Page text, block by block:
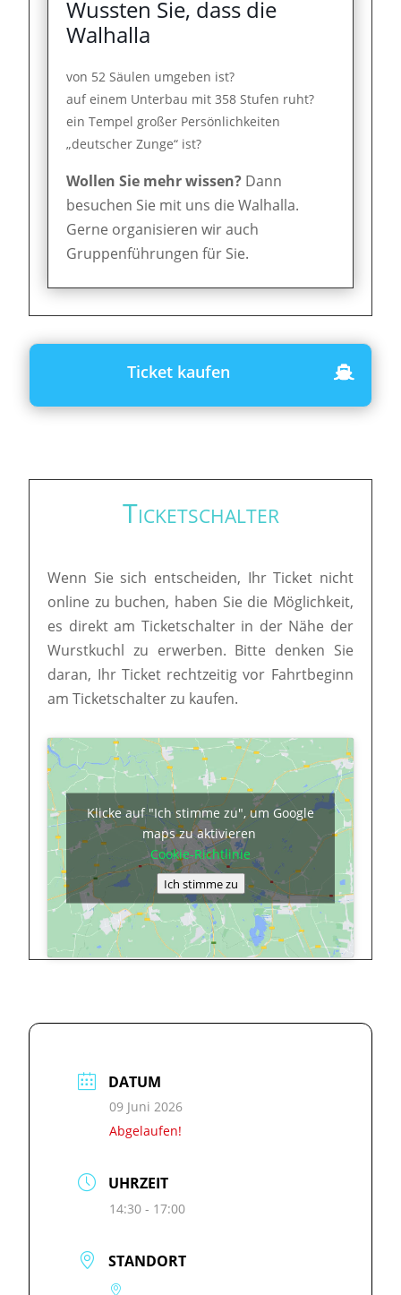
Wussten Sie, dass die
Walhalla
von 52 Säulen umgeben ist?
auf einem Unterbau mit 358 Stufen ruht?
ein Tempel großer Persönlichkeiten
„deutscher Zunge“ ist?
Wollen Sie mehr wissen? Dann
besuchen Sie mit uns die Walhalla.
Gerne organisieren wir auch
Gruppenführungen für Sie.
Ticket kaufen
Ticketschalter
Wenn Sie sich entscheiden, Ihr Ticket nicht
online zu buchen, haben Sie die Möglichkeit,
es direkt am Ticketschalter in der Nähe der
Wurstkuchl zu erwerben. Bitte denken Sie
daran, Ihr Ticket rechtzeitig vor Fahrtbeginn
am Ticketschalter zu kaufen.
Klicke auf "Ich stimme zu", um Google
maps zu aktivieren
Cookie-Richtlinie
Ich stimme zu
DATUM
09 Juni 2026
Abgelaufen!
UHRZEIT
14:30 - 17:00
STANDORT